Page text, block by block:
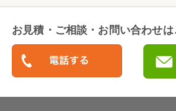
お見積・ご相談・お問い合わせは